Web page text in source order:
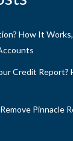
How It
Credit Report?
Pinnacle